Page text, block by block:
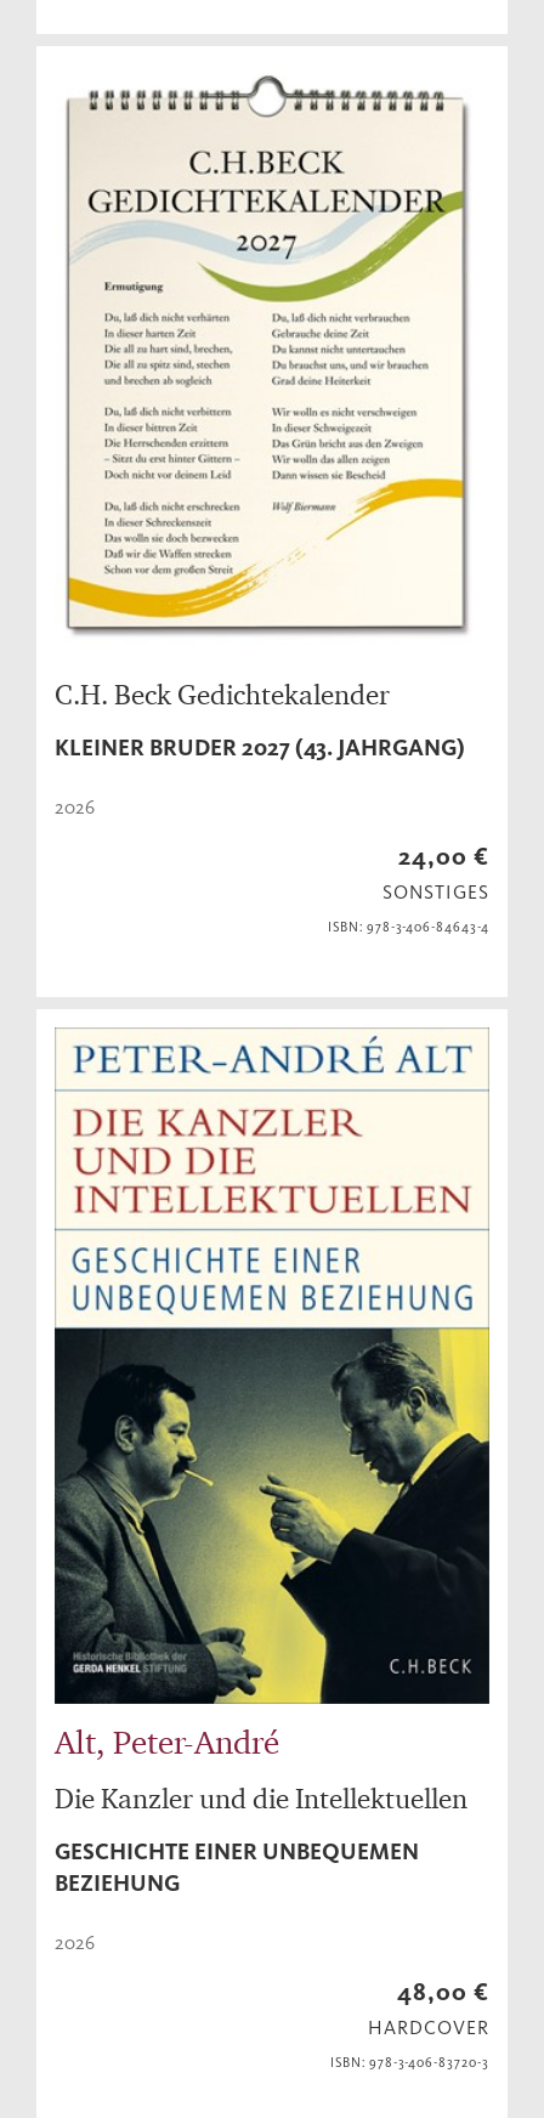
C.H. Beck Gedichtekalender
KLEINER BRUDER 2027 (43. JAHRGANG)
2026
24,00 €
SONSTIGES
ISBN: 978-3-406-84643-4
Alt, Peter-André
Die Kanzler und die Intellektuellen
GESCHICHTE EINER UNBEQUEMEN
BEZIEHUNG
2026
48,00 €
HARDCOVER
ISBN: 978-3-406-83720-3